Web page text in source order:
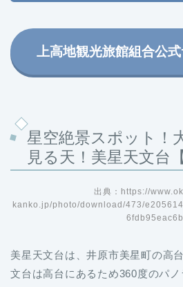
上高地観光旅館組合公
星空絶景スポット！
見る天！美星天文台
出典：https://
kanko.jp/photo/download/473/
6fdb95eac6b
美星天文台は、井原市美星町の高
文台は高台にあるため360度のパ